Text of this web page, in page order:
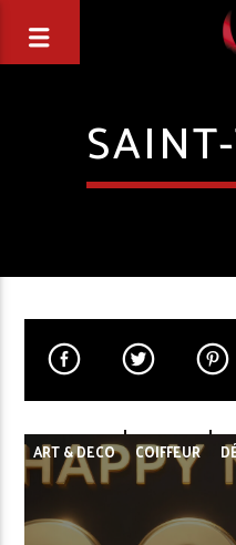
ART & DECO COIFFEUR
EDITO
EVENEMENTS
IMMOBILIER
JOAILLERIE &